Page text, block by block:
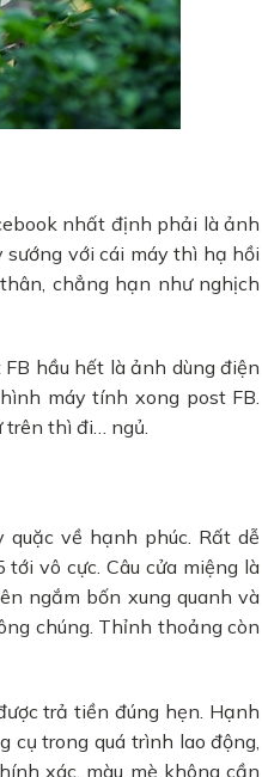
nhất định phải là ảnh
với cái máy thì hạ hồi
chẳng hạn như nghịch
hầu hết là ảnh dùng điện
máy tính xong post FB.
trên thì đi… ngủ.
về hạnh phúc. Rất dễ
vô cực. Câu cửa miệng là
ngắm bốn xung quanh và
chúng. Thỉnh thoảng còn
trả tiền đúng hẹn. Hạnh
cụ trong quá trình lao động,
xác, màu mè không cần